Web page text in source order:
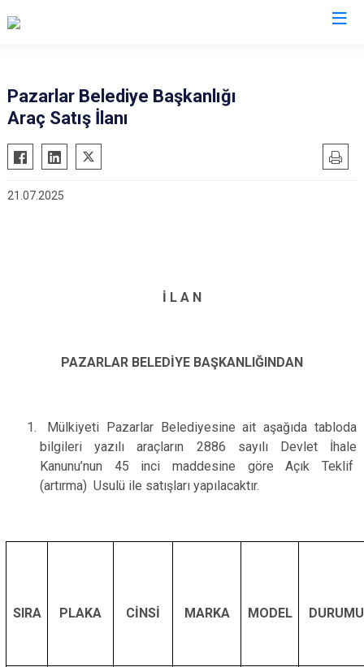
Altıntaş
Aslanapa
Domaniç
Pazarlar Belediye Başkanlığı
Araç Satış İlanı
21.07.2025
İ L A N
PAZARLAR BELEDİYE BAŞKANLIĞINDAN
Mülkiyeti Pazarlar Belediyesine ait aşağıda tabloda
bilgileri yazılı araçların 2886 sayılı Devlet İhale
Kanunu’nun 45 inci maddesine göre Açık Teklif
(artırma) Usulü ile satışları yapılacaktır.
SIRA PLAKA CİNSİ MARKA MODEL DURUMU